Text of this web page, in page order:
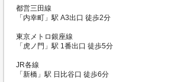
都営三田線
「内幸町」駅 A3出口 徒歩2分
東京メトロ銀座線
「虎ノ門」駅 1番出口 徒歩5分
JR各線
「新橋」駅 日比谷口 徒歩6分